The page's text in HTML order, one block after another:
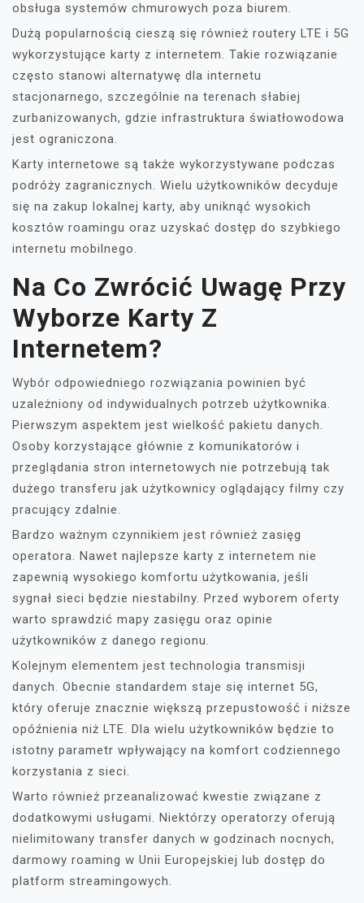
obsługa systemów chmurowych poza biurem.
Dużą popularnością cieszą się również routery LTE i 5G
wykorzystujące karty z internetem. Takie rozwiązanie
często stanowi alternatywę dla internetu
stacjonarnego, szczególnie na terenach słabiej
zurbanizowanych, gdzie infrastruktura światłowodowa
jest ograniczona.
Karty internetowe są także wykorzystywane podczas
podróży zagranicznych. Wielu użytkowników decyduje
się na zakup lokalnej karty, aby uniknąć wysokich
kosztów roamingu oraz uzyskać dostęp do szybkiego
internetu mobilnego.
Na Co Zwrócić Uwagę Przy
Wyborze Karty Z
Internetem?
Wybór odpowiedniego rozwiązania powinien być
uzależniony od indywidualnych potrzeb użytkownika.
Pierwszym aspektem jest wielkość pakietu danych.
Osoby korzystające głównie z komunikatorów i
przeglądania stron internetowych nie potrzebują tak
dużego transferu jak użytkownicy oglądający filmy czy
pracujący zdalnie.
Bardzo ważnym czynnikiem jest również zasięg
operatora. Nawet najlepsze karty z internetem nie
zapewnią wysokiego komfortu użytkowania, jeśli
sygnał sieci będzie niestabilny. Przed wyborem oferty
warto sprawdzić mapy zasięgu oraz opinie
użytkowników z danego regionu.
Kolejnym elementem jest technologia transmisji
danych. Obecnie standardem staje się internet 5G,
który oferuje znacznie większą przepustowość i niższe
opóźnienia niż LTE. Dla wielu użytkowników będzie to
istotny parametr wpływający na komfort codziennego
korzystania z sieci.
Warto również przeanalizować kwestie związane z
dodatkowymi usługami. Niektórzy operatorzy oferują
nielimitowany transfer danych w godzinach nocnych,
darmowy roaming w Unii Europejskiej lub dostęp do
platform streamingowych.